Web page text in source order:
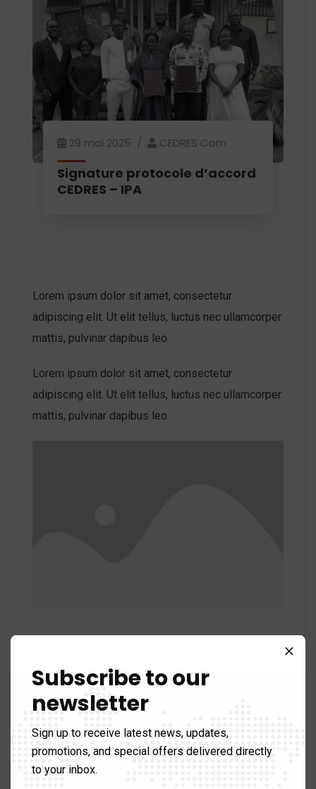
29 mai 2025 CEDRES Com
Signature protocole d’accord
CEDRES – IPA
Lorem ipsum dolor sit amet, consectetur
adipiscing elit. Ut elit tellus, luctus nec ullamcorper
mattis, pulvinar dapibus leo.
Lorem ipsum dolor sit amet, consectetur
adipiscing elit. Ut elit tellus, luctus nec ullamcorper
mattis, pulvinar dapibus leo.
Previous Post
Formation des doctorants en
Subscribe to our
newsletter
Sign up to receive latest news, updates,
promotions, and special offers delivered directly
to your inbox.